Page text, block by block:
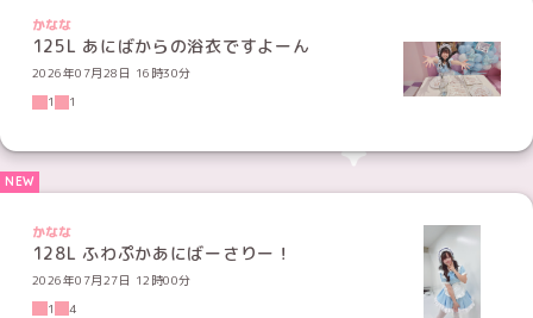
かなな
125L あにばからの浴衣ですよーん
2026年07月28日 16時30分
1
1
かなな
128L ふわぷかあにばーさりー！
2026年07月27日 12時00分
1
4